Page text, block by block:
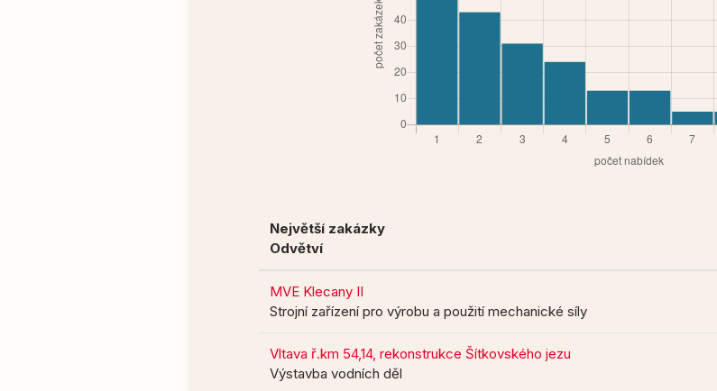
Největší zakázky
Odvětví
MVE Klecany II
Strojní zařízení pro výrobu a použití mechanické síly
Vltava ř.km 54,14, rekonstrukce Šítkovského jezu
Výstavba vodních děl